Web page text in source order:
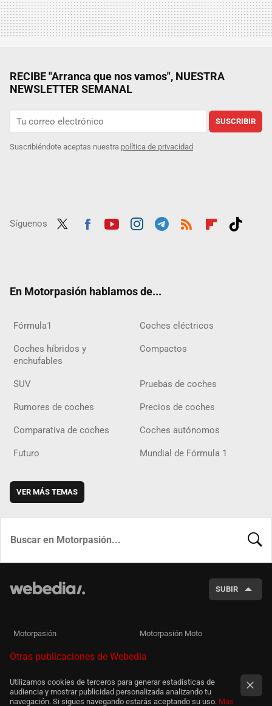
RECIBE "Arranca que nos vamos", NUESTRA
NEWSLETTER SEMANAL
SUSCRIBIR
Suscribiéndote aceptas nuestra política de privacidad
Síguenos
En Motorpasión hablamos de...
Fórmula1 Coches eléctricos
Coches híbridos y
enchufables
Compactos
SUV Pruebas de coches
Rumores de coches Precios de coches
Comparativa de coches Coches autónomos
Futuro Mundial de Fórmula 1
VER MÁS TEMAS
SUBIR
Motorpasión Motorpasión Moto
Otras publicaciones de Webedia
Utilizamos cookies de terceros para generar estadísticas de
audiencia y mostrar publicidad personalizada analizando tu
navegación. Si sigues navegando estarás aceptando su uso. Más